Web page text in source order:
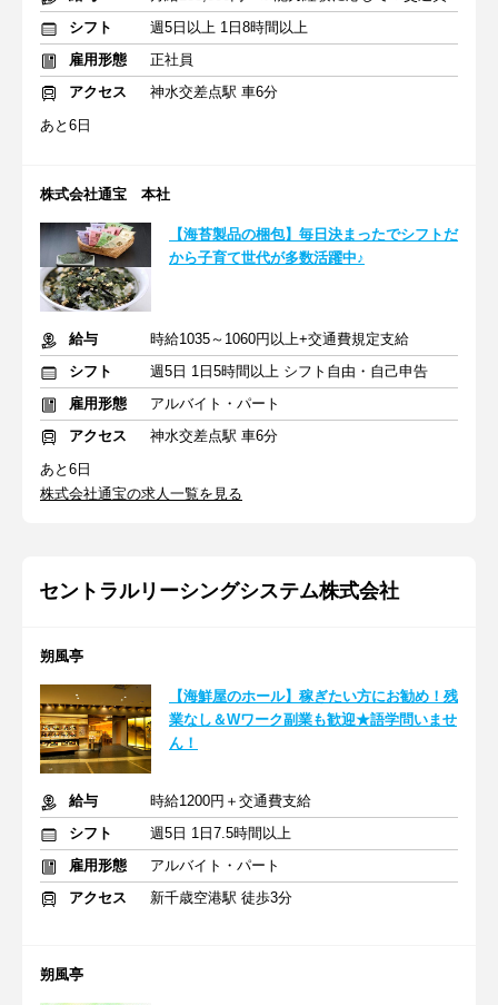
シフト
週5日以上 1日8時間以上
雇用形態
正社員
アクセス
神水交差点駅 車6分
あと6日
株式会社通宝 本社
【海苔製品の梱包】毎日決まったでシフトだ
から子育て世代が多数活躍中♪
給与
時給1035～1060円以上+交通費規定支給
シフト
週5日 1日5時間以上 シフト自由・自己申告
雇用形態
アルバイト・パート
アクセス
神水交差点駅 車6分
あと6日
株式会社通宝の求人一覧を見る
セントラルリーシングシステム株式会社
朔風亭
【海鮮屋のホール】稼ぎたい方にお勧め！残
業なし＆Wワーク副業も歓迎★語学問いませ
ん！
給与
時給1200円＋交通費支給
シフト
週5日 1日7.5時間以上
雇用形態
アルバイト・パート
アクセス
新千歳空港駅 徒歩3分
朔風亭